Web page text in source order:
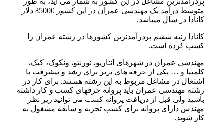
متوسط درآمد یک مهندسی عمران در این کشور 85000 دلار
کانادا در سال می­باشد.
کانادا رتبه ششم پردرآمدترین کشورها در رشته عمران را
کسب کرده است.
مهندسی عمران در شهرهای انتاریو، تورنتو، ونکوک، کبک،
کلمبیا و … یکی از حرفه های برتر برای رشد و پیشرفت با
اشتغال در مشاغل مربوط به این رشته هستند. برای کار در
رشته مهندسی عمران باید پروانه حرفه­ای کسب و کار داشته
باشید ولی قبل از دریافت پروانه کسب می توانید زیر نظر
مهندس دارای پروانه برای کسب تجربه و سابقه مشغول به
کار شوید.